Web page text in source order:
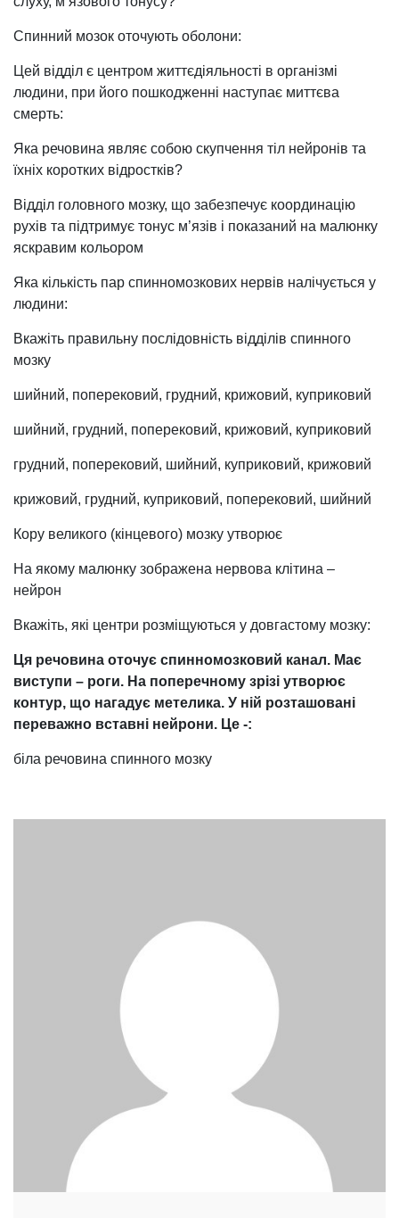
Спинний мозок оточують оболони:
Цей відділ є центром життєдіяльності в організмі
людини, при його пошкодженні наступає миттєва
смерть:
Яка речовина являє собою скупчення тіл нейронів та
їхніх коротких відростків?
Відділ головного мозку, що забезпечує координацію
рухів та підтримує тонус м’язів і показаний на малюнку
яскравим кольором
Яка кількість пар спинномозкових нервів налічується у
людини:
Вкажіть правильну послідовність відділів спинного
мозку
шийний, поперековий, грудний, крижовий, куприковий
шийний, грудний, поперековий, крижовий, куприковий
грудний, поперековий, шийний, куприковий, крижовий
крижовий, грудний, куприковий, поперековий, шийний
Кору великого (кінцевого) мозку утворює
На якому малюнку зображена нервова клітина –
нейрон
Вкажіть, які центри розміщуються у довгастому мозку:
Ця речовина оточує спинномозковий канал. Має
виступи – роги. На поперечному зрізі утворює
контур, що нагадує метелика. У ній розташовані
переважно вставні нейрони. Це -:
біла речовина спинного мозку